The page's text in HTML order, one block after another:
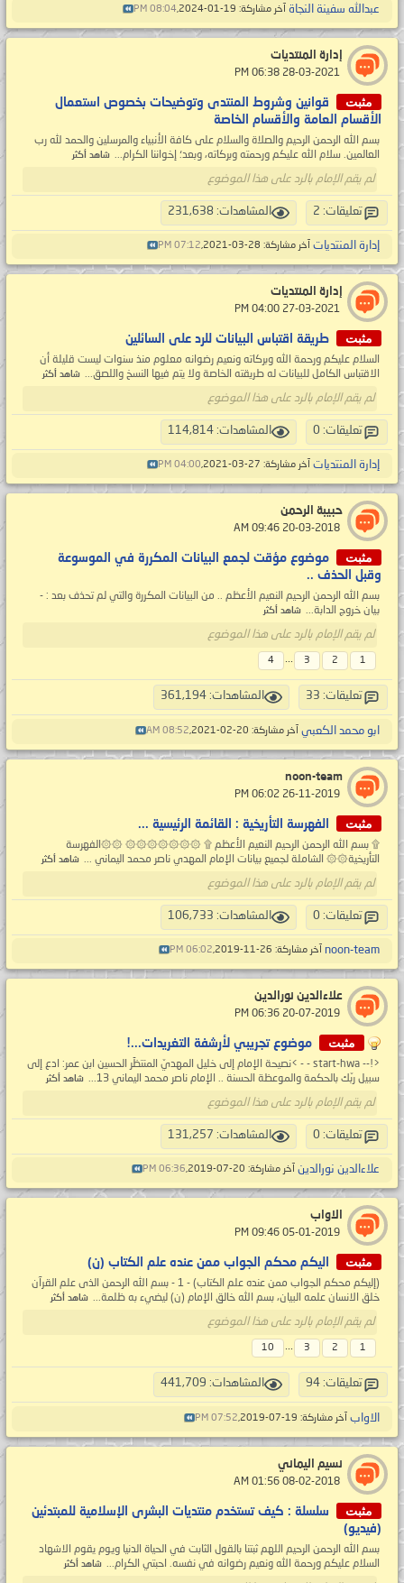
عبدالله سفينة النجاة آخر مشاركة: 19-01-2024, 08:04 PM
إدارة المنتديات
مثبت
قوانين وشروط المنتدى وتوضيحات بخصوص استعمال
الأقسام العامة والأقسام الخاصة
بسم الله الرحمن الرحيم والصلاة والسلام على كافة الأنبياء والمرسلين والحمد لله رب
العالمين. سلام الله عليكم ورحمته وبركاته، وبعد؛ إخواننا الكرام... شاهد أكثر
لم يقم الإمام بالرد على هذا الموضوع
تعليقات: 2 المشاهدات: 231,638
إدارة المنتديات آخر مشاركة: 28-03-2021, 07:12 PM
إدارة المنتديات
مثبت طريقة اقتباس البيانات للرد على السائلين
السلام عليكم ورحمة الله وبركاته ونعيم رضوانه معلوم منذ سنوات ليست قليلة أن
الاقتباس الكامل للبيانات له طريقته الخاصة ولا يتم فيها النسخ واللصق... شاهد أكثر
لم يقم الإمام بالرد على هذا الموضوع
تعليقات: 0 المشاهدات: 114,814
إدارة المنتديات آخر مشاركة: 27-03-2021, 04:00 PM
حبيبة الرحمن
مثبت
موضوع مؤقت لجمع البيانات المكررة في الموسوعة
وقبل الحذف ..
بسم الله الرحمن الرحيم النعيم الأعظم .. من البيانات المكررة والتي لم تحذف بعد : -
بيان خروج الدابة... شاهد أكثر
لم يقم الإمام بالرد على هذا الموضوع
1
2
3
...
4
تعليقات: 33 المشاهدات: 361,194
ابو محمد الكعبي آخر مشاركة: 20-02-2021, 08:52 AM
noon-team
مثبت الفهرسة التأريخية : القائمة الرئيسية ...
۩ بسم الله الرحمن الرحيم النعيم الأعظم ۩ ۞۞۞۞۞۞۞ ۞۞الفهرسة
التأريخية۞۞ الشاملة لجميع بيانات الإمام المهدي ناصر محمد اليماني ... شاهد أكثر
لم يقم الإمام بالرد على هذا الموضوع
تعليقات: 0 المشاهدات: 106,733
noon-team آخر مشاركة: 26-11-2019, 06:02 PM
علاءالدين نورالدين
مثبت موضوع تجريبي لأرشفة التغريدات...!
<!-- start-hwa - - >نصيحة الإمام إلى خليل المهديّ المنتظَر الحسين ابن عمر: ادع إلى
سبيل ربّك بالحكمة والموعظة الحسنة .. الإمام ناصر محمد اليماني 13...
شاهد أكثر
لم يقم الإمام بالرد على هذا الموضوع
تعليقات: 0 المشاهدات: 131,257
علاءالدين نورالدين آخر مشاركة: 20-07-2019, 06:36 PM
الاواب
مثبت اليكم محكم الجواب ممن عنده علم الكتاب (ن)
(إليكم محكم الجواب ممن عنده علم الكتاب) - 1 - بسم الله الرحمن الذى علم القرآن
خلق الانسان علمه البيان، بسم الله خالق الإمام (ن) ليضيء به ظلمة... شاهد أكثر
لم يقم الإمام بالرد على هذا الموضوع
1
2
3
...
10
تعليقات: 94 المشاهدات: 441,709
الاواب آخر مشاركة: 19-07-2019, 07:52 PM
نسيم اليماني
مثبت
سلسلة : كيف تستخدم منتديات البشرى الإسلامية للمبتدئين
(فيديو)
بسم الله الرحمن الرحيم اللهم ثبتنا بالقول الثابت في الحياة الدنيا ويوم يقوم الاشهاد
السلام عليكم ورحمة الله ونعيم رضوانه في نفسه. احبتي الكرام... شاهد أكثر